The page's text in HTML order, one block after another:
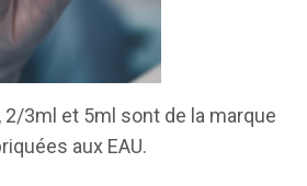
3ml et 5ml sont de la marque
aux EAU.